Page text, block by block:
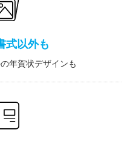
式以外も
年賀状デザインも